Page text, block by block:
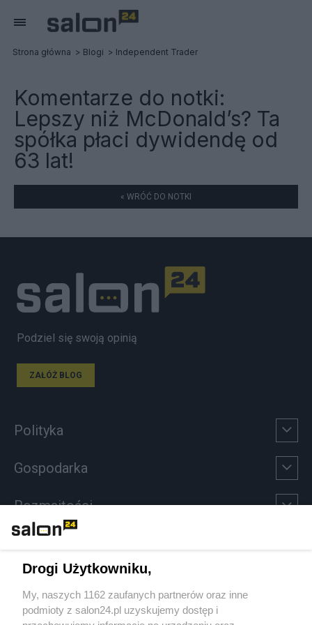
Strona główna Blogi Independent Trader
Komentarze do notki:
Lepszy niż McDonald’s? Ta
spółka płaci dywidendę od
63 lat!
« WRÓĆ DO NOTKI
Podziel się swoją opinią
ZAŁÓŻ BLOG
Polityka
Gospodarka
Rozmaitości
Sport
Społeczeństwo
Drogi Użytkowniku,
My, naszych 1162 zaufanych partnerów oraz inne
podmioty z salon24.pl uzyskujemy dostęp i